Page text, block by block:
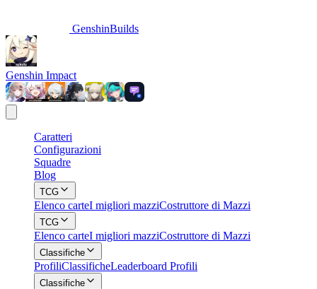
GenshinBuilds
Genshin Impact
Caratteri
Configurazioni
Squadre
Blog
TCG
Elenco carteI migliori mazziCostruttore di Mazzi
TCG
Elenco carteI migliori mazziCostruttore di Mazzi
Classifiche
ProfiliClassificheLeaderboard Profili
Classifiche